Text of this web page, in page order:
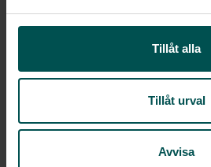
Tillåt alla
Tillåt urval
Avvisa
services — Accessible
Artikelnummer:STD-
Fastställd:2022-01-11